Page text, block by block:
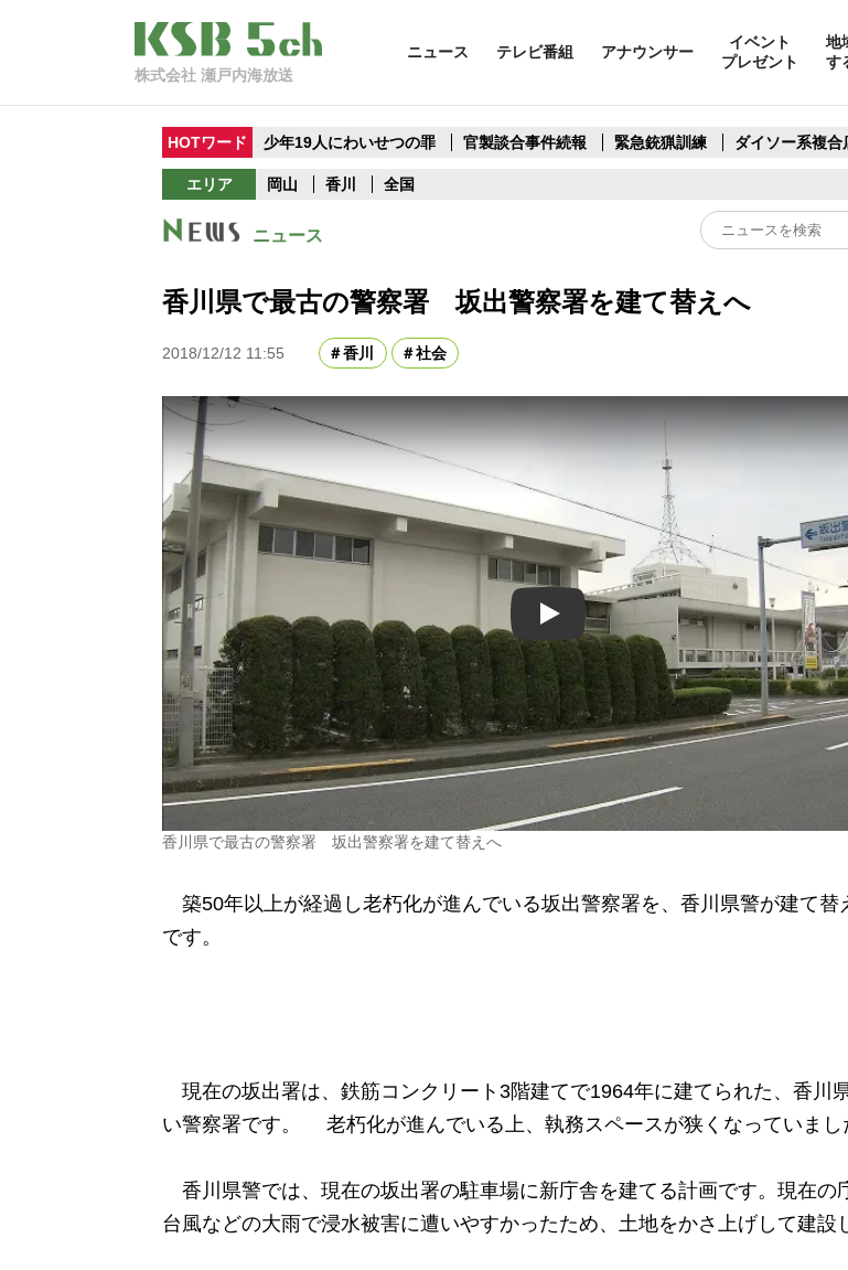
株式会社 瀬戸内海放送
ニュース テレビ番組 アナウンサー
イベント
プレゼント
地
す
HOTワード 少年19人にわいせつの罪 官製談合事件続報 緊急銃猟訓練 ダイソー系複合
エリア 岡山 香川 全国
ニュース
香川県で最古の警察署 坂出警察署を建て替えへ
2018/12/12 11:55 香川 社会
Play
香川県で最古の警察署 坂出警察署を建て替えへ
築50年以上が経過し老朽化が進んでいる坂出警察署を、香川県警が建て替
です。
現在の坂出署は、鉄筋コンクリート3階建てで1964年に建てられた、香川
い警察署です。 老朽化が進んでいる上、執務スペースが狭くなっていまし
香川県警では、現在の坂出署の駐車場に新庁舎を建てる計画です。現在の
台風などの大雨で浸水被害に遭いやすかったため、土地をかさ上げして建設